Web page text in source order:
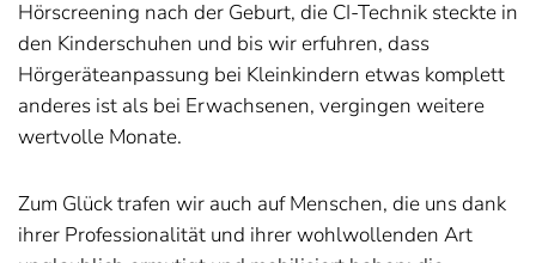
Hörscreening nach der Geburt, die CI-Technik steckte in
den Kinderschuhen und bis wir erfuhren, dass
Hörgeräteanpassung bei Kleinkindern etwas komplett
anderes ist als bei Erwachsenen, vergingen weitere
wertvolle Monate.
Zum Glück trafen wir auch auf Menschen, die uns dank
ihrer Professionalität und ihrer wohlwollenden Art